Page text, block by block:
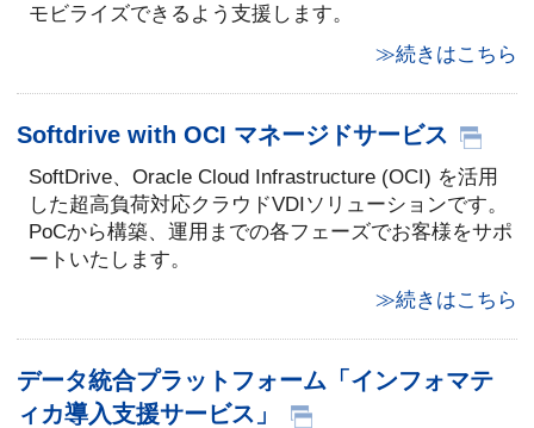
モビライズできるよう支援します。
≫続きはこちら
Softdrive with OCI マネージドサービス
SoftDrive、Oracle Cloud Infrastructure (OCI) を活用
した超高負荷対応クラウドVDIソリューションです。
PoCから構築、運用までの各フェーズでお客様をサポ
ートいたします。
≫続きはこちら
データ統合プラットフォーム「インフォマテ
ィカ導入支援サービス」